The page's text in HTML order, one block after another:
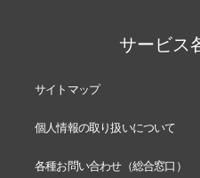
サービス
サイトマップ
個人情報の取り扱いについて
各種お問い合わせ（総合窓口）